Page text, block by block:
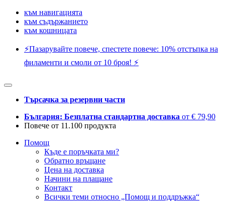
към навигацията
към съдържанието
към кошницата
⚡️Пазарувайте повече, спестете повече: 10% отстъпка на
филаменти и смоли от 10 броя! ⚡️
Търсачка за резервни части
България: Безплатна стандартна доставка от € 79,90
Повече от 11.100 продукта
Помощ
Къде е поръчката ми?
Обратно връщане
Цена на доставка
Начини на плащане
Контакт
Всички теми относно „Помощ и поддръжка“